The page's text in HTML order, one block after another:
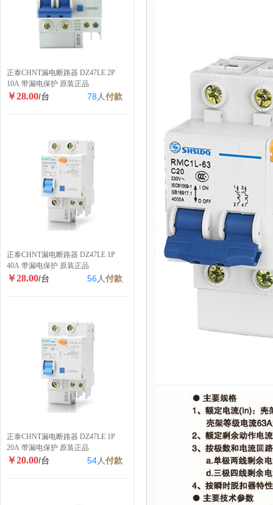
正泰CHNT漏电断路器 DZ47LE 2P
10A 带漏电保护 原装正品
￥28.00/台 78 人付款
正泰CHNT漏电断路器 DZ47LE 1P
40A 带漏电保护 原装正品
￥28.00/台 56人付款
正泰CHNT漏电断路器 DZ47LE 1P
20A 带漏电保护 原装正品
￥20.00/台 54人付款